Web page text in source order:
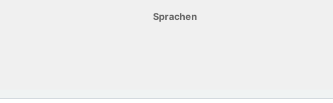
Sprachen